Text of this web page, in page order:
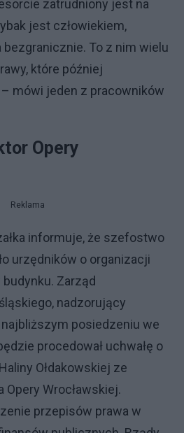
zatrudniony jest na
jest człowiekiem,
To z nim wielu
które później
mówi jeden z pracowników
Opery
Reklama
informuje, że szefostwo
urzędników o organizacji
Zarząd
nadzorujący
najbliższym posiedzeniu we
procedował uchwałę o
Ołdakowskiej ze
Opery Wrocławskiej.
przepisów prawa w